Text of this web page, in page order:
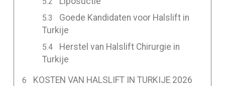
Goede Kandidaten voor Halslift in
Turkije
Herstel van Halslift Chirurgie in
Turkije
KOSTEN VAN HALSLIFT IN TURKIJE 2026